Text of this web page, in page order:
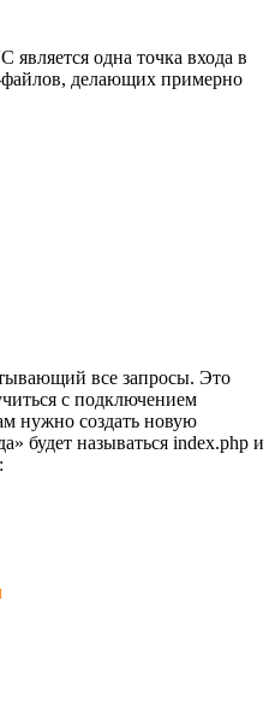
одна точка входа в
делающих примерно
все запросы. Это
с подключением
нужно создать новую
будет называться index.php и